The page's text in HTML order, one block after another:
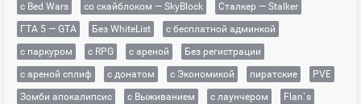
с Bed Wars
со скайблоком — SkyBlock
Сталкер — Stalker
ГТА 5 — GTA
Без WhiteList
с бесплатной админкой
с паркуром
с RPG с ареной
Без регистрации
с ареной сплиф
с донатом с Экономикой пиратские
PVE
Зомби апокалипсис
с Выживанием с лаунчером
Flan`s